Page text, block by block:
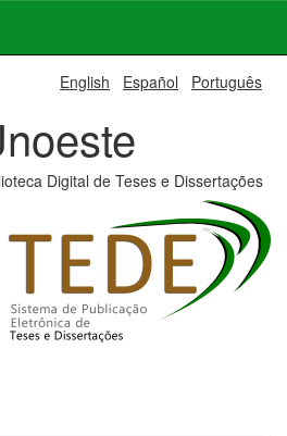
English Español Português
Digital de Teses e Dissertações